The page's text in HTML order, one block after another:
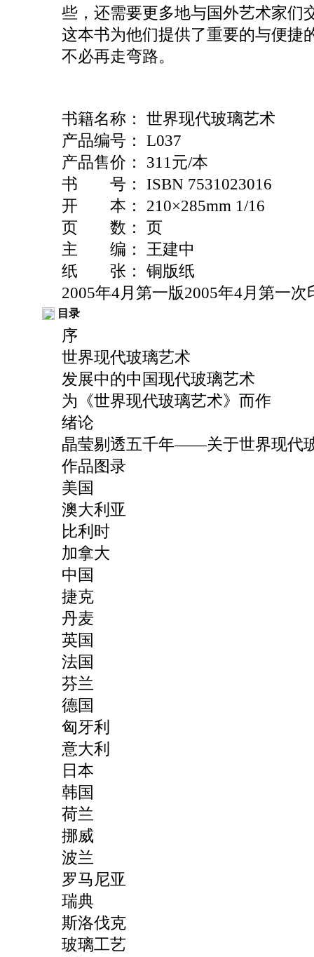
些，还需要更多地与国外艺术家们
这本书为他们提供了重要的与便捷
不必再走弯路。
书籍名称： 世界现代玻璃艺术
产品编号： L037
产品售价： 311元/本
书 号： ISBN 7531023016
开 本： 210×285mm 1/16
页 数： 页
主 编： 王建中
纸 张： 铜版纸
2005年4月第一版2005年4月第一次
目录
序
世界现代玻璃艺术
发展中的中国现代玻璃艺术
为《世界现代玻璃艺术》而作
绪论
晶莹剔透五千年——关于世界现代
作品图录
美国
澳大利亚
比利时
加拿大
中国
捷克
丹麦
英国
法国
芬兰
德国
匈牙利
意大利
日本
韩国
荷兰
挪威
波兰
罗马尼亚
瑞典
斯洛伐克
玻璃工艺